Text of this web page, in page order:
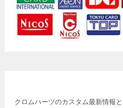
クロムハーツのカスタム最新情報